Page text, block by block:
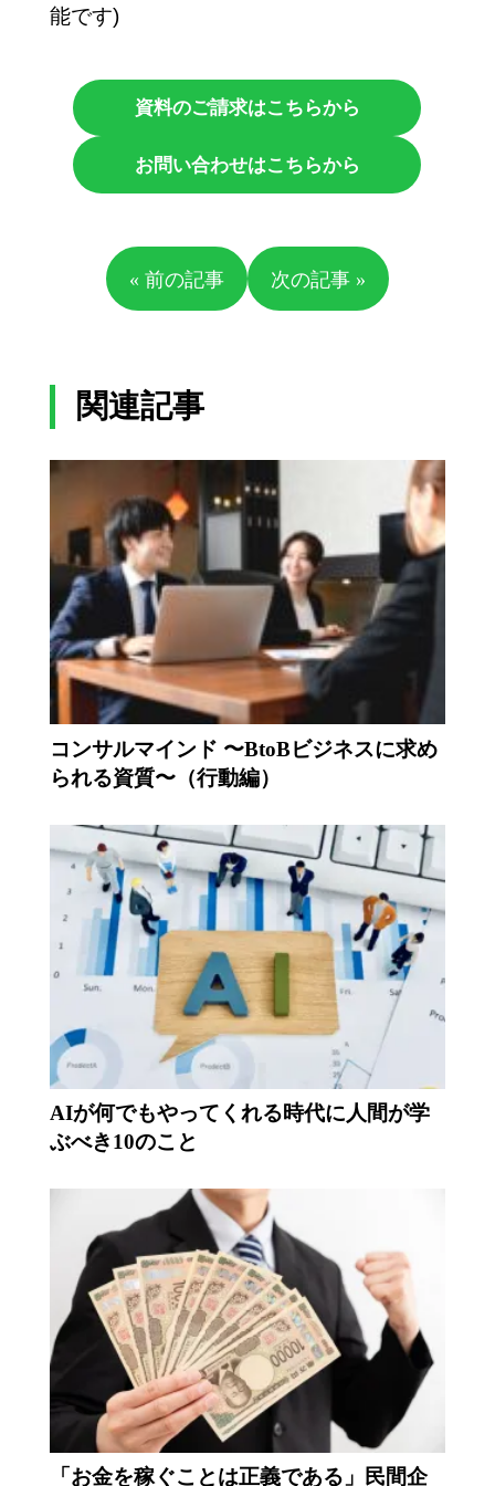
能です)
資料のご請求はこちらから
お問い合わせはこちらから
« 前の記事 次の記事 »
関連記事
コンサルマインド 〜BtoBビジネスに求め
られる資質〜（行動編）
AIが何でもやってくれる時代に人間が学
ぶべき10のこと
「お金を稼ぐことは正義である」民間企